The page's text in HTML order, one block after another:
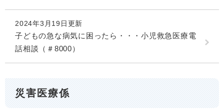
2024年3月19日更新
子どもの急な病気に困ったら・・・小児救急医療電
話相談（＃8000）
災害医療係